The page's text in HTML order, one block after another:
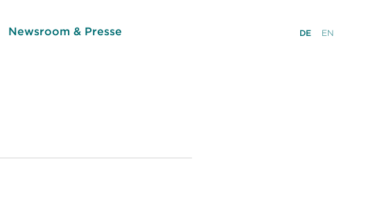
Newsroom & Presse DE EN